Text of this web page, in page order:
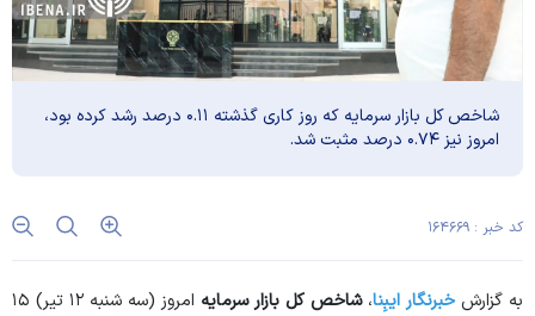
شاخص کل بازار سرمایه که روز کاری گذشته ۰.۱۱ درصد رشد کرده بود،
امروز نیز ۰.۷۴ درصد مثبت شد.
کد خبر : ۱۶۴۶۶۹
به گزارش خبرنگار ایبِنا،شاخص کل بازار سرمایه
امروز (سه شنبه ۱۲ تیر) ۱۵